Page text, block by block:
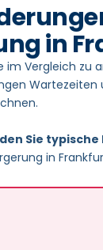
entsprechenden
sollten
5 Jahre (z.
der
in
im Vergleich zu
Wartezeiten
Sie
in